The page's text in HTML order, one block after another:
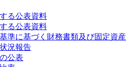
る公表資料
る公表資料
準に基づく財務書類及び固定資
況報告
公表